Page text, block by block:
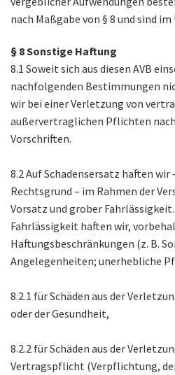
nach Maßgabe von § 8 und sind
§ 8 Sonstige Haftung
8.1 Soweit sich aus diesen AVB
nachfolgenden Bestimmungen
wir bei einer Verletzung von
außervertraglichen Pflichten
Vorschriften.
8.2 Auf Schadensersatz haften wir
Rechtsgrund – im Rahmen der
Vorsatz und grober
Fahrlässigkeit haften wir,
Haftungsbeschränkungen (z. B.
Angelegenheiten; unerhebliche
8.2.1 für Schäden aus der
oder der Gesundheit,
8.2.2 für Schäden aus der
Vertragspflicht (Verpflichtung,